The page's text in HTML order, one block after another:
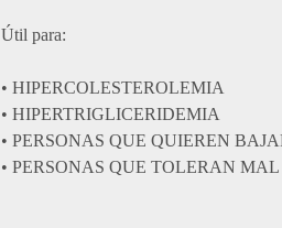
Útil para:
• HIPERCOLESTEROLEMIA
• HIPERTRIGLICERIDEMIA
• PERSONAS QUE QUIEREN
• PERSONAS QUE TOLERAN